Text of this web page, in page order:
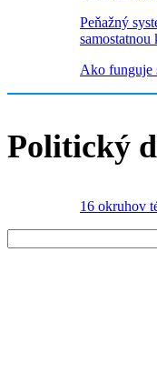
Peňažný
Ako funguje
Politický
16 okruhov